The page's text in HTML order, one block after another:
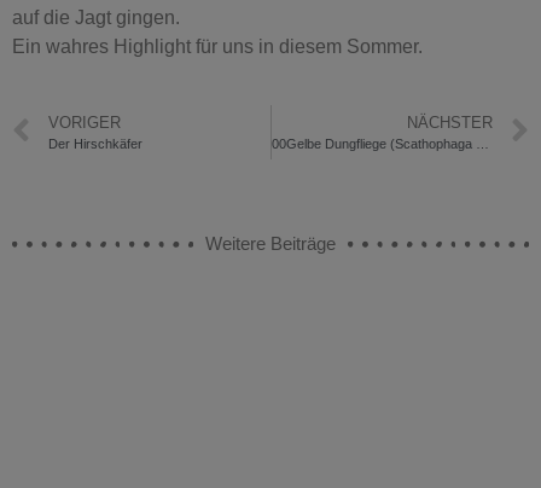
auf die Jagt gingen. ⁣
Ein wahres Highlight für uns in diesem Sommer.
VORIGER
Der Hirschkäfer
NÄCHSTER
Weitere Beiträge